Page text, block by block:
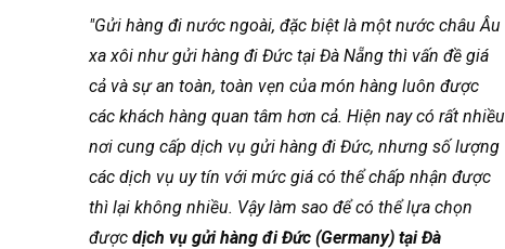
"Gửi hàng đi nước ngoài, đặc biệt là một nước châu Âu
xa xôi như gửi hàng đi Đức tại Đà Nẵng thì vấn đề giá
cả và sự an toàn, toàn vẹn của món hàng luôn được
các khách hàng quan tâm hơn cả. Hiện nay có rất nhiều
nơi cung cấp dịch vụ gửi hàng đi Đức, nhưng số lượng
các dịch vụ uy tín với mức giá có thể chấp nhận được
thì lại không nhiều. Vậy làm sao để có thể lựa chọn
được dịch vụ gửi hàng đi Đức (Germany) tại Đà